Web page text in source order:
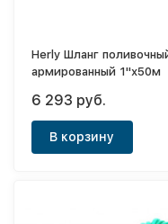
Herly Шланг
армированный 1"х50м
6 293 руб.
В корзину